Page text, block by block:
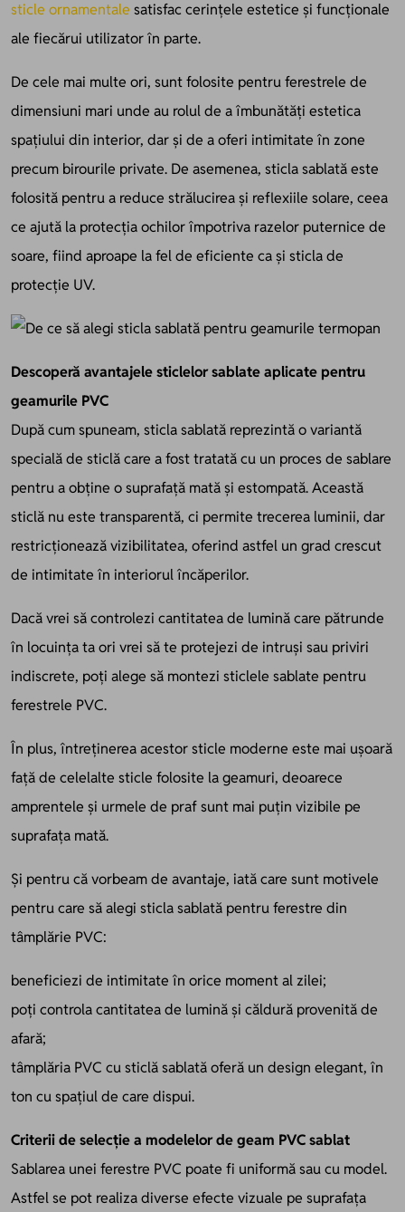
sticle ornamentale satisfac cerințele estetice și funcționale
ale fiecărui utilizator în parte.
De cele mai multe ori, sunt folosite pentru ferestrele de
dimensiuni mari unde au rolul de a îmbunătăți estetica
spațiului din interior, dar și de a oferi intimitate în zone
precum birourile private. De asemenea, sticla sablată este
folosită pentru a reduce strălucirea și reflexiile solare, ceea
ce ajută la protecția ochilor împotriva razelor puternice de
soare, fiind aproape la fel de eficiente ca și sticla de
protecție UV.
Descoperă avantajele sticlelor sablate aplicate pentru
geamurile PVC
După cum spuneam, sticla sablată reprezintă o variantă
specială de sticlă care a fost tratată cu un proces de sablare
pentru a obține o suprafață mată și estompată. Această
sticlă nu este transparentă, ci permite trecerea luminii, dar
restricționează vizibilitatea, oferind astfel un grad crescut
de intimitate în interiorul încăperilor.
Dacă vrei să controlezi cantitatea de lumină care pătrunde
în locuința ta ori vrei să te protejezi de intruși sau priviri
indiscrete, poți alege să montezi sticlele sablate pentru
ferestrele PVC.
În plus, întreținerea acestor sticle moderne este mai ușoară
față de celelalte sticle folosite la geamuri, deoarece
amprentele și urmele de praf sunt mai puțin vizibile pe
suprafața mată.
Și pentru că vorbeam de avantaje, iată care sunt motivele
pentru care să alegi sticla sablată pentru ferestre din
tâmplărie PVC:
beneficiezi de intimitate în orice moment al zilei;
poți controla cantitatea de lumină și căldură provenită de
afară;
tâmplăria PVC cu sticlă sablată oferă un design elegant, în
ton cu spațiul de care dispui.
Criterii de selecție a modelelor de geam PVC sablat
Sablarea unei ferestre PVC poate fi uniformă sau cu model.
Astfel se pot realiza diverse efecte vizuale pe suprafaţa